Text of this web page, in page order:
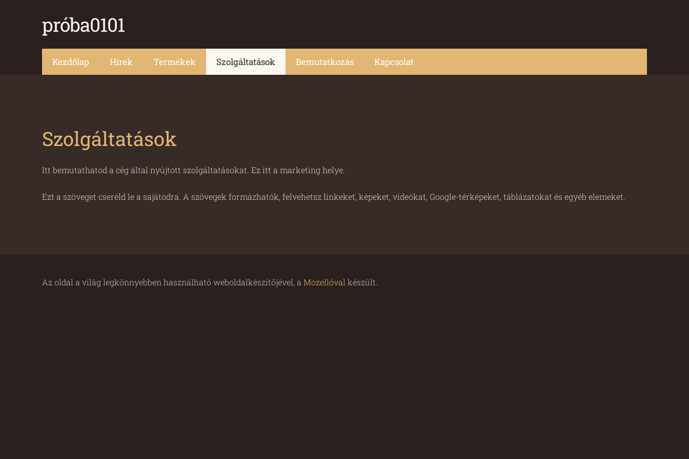
próba0101
Kezdőlap Hírek Termékek Szolgáltatások Bemutatkozás Kapcsolat
Szolgáltatások
Itt bemutathatod a cég által nyújtott szolgáltatásokat. Ez itt a marketing helye.
Ezt a szöveget cseréld le a sajátodra. A szövegek formázhatók, felvehetsz linkeket, képeket, videókat, Google-térképeket, táblázatokat és egyéb elemeket.
Az oldal a világ legkönnyebben használható weboldalkészítőjével, a Mozellóval készült.